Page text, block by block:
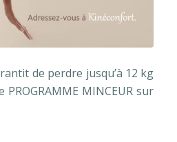
de perdre jusqu’à 12 kg
PROGRAMME MINCEUR sur